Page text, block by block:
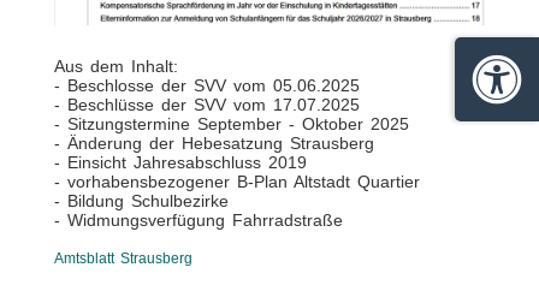
Aus dem Inhalt:
- Beschlosse der SVV vom 05.06.2025
- Beschlüsse der SVV vom 17.07.2025
- Sitzungstermine September - Oktober 2025
- Änderung der Hebesatzung Strausberg
- Einsicht Jahresabschluss 2019
- vorhabensbezogener B-Plan Altstadt Quartier
- Bildung Schulbezirke
- Widmungsverfügung Fahrradstraße
Amtsblatt Strausberg